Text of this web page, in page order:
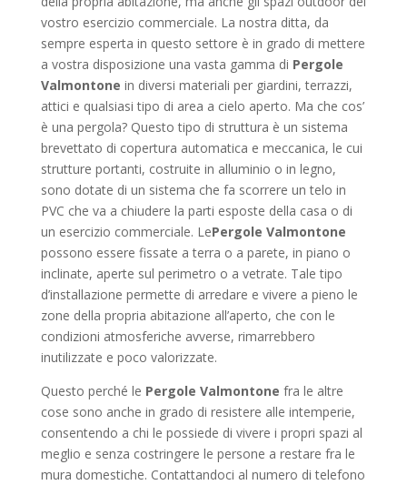
vostro esercizio commerciale. La nostra ditta, da
sempre esperta in questo settore è in grado di mettere
a vostra disposizione una vasta gamma di Pergole
Valmontone in diversi materiali per giardini, terrazzi,
attici e qualsiasi tipo di area a cielo aperto. Ma che cos’
è una pergola? Questo tipo di struttura è un sistema
brevettato di copertura automatica e meccanica, le cui
strutture portanti, costruite in alluminio o in legno,
sono dotate di un sistema che fa scorrere un telo in
PVC che va a chiudere la parti esposte della casa o di
un esercizio commerciale. LePergole Valmontone
possono essere fissate a terra o a parete, in piano o
inclinate, aperte sul perimetro o a vetrate. Tale tipo
d’installazione permette di arredare e vivere a pieno le
zone della propria abitazione all’aperto, che con le
condizioni atmosferiche avverse, rimarrebbero
inutilizzate e poco valorizzate.
Questo perché le Pergole Valmontone fra le altre
cose sono anche in grado di resistere alle intemperie,
consentendo a chi le possiede di vivere i propri spazi al
meglio e senza costringere le persone a restare fra le
mura domestiche. Contattandoci al numero di telefono